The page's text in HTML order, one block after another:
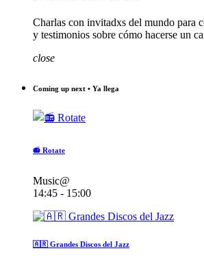
Charlas con invitadxs del mundo para
y testimonios sobre cómo hacerse un
close
Coming up next • Ya llega
📻 Rotate
Music@
14:45 - 15:00
🇦🇷 Grandes Discos del Jazz